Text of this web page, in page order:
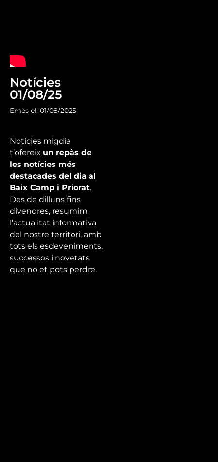
Notícies
01/08/25
Emès el: 01/08/2025
Notícies migdia
t’ofereix un repàs de
les notícies més
destacades del dia al
Baix Camp i Priorat.
Des de dilluns fins
divendres, resumim
l’actualitat informativa
del nostre territori, amb
tots els esdeveniments,
successos i novetats
que no et pots perdre.